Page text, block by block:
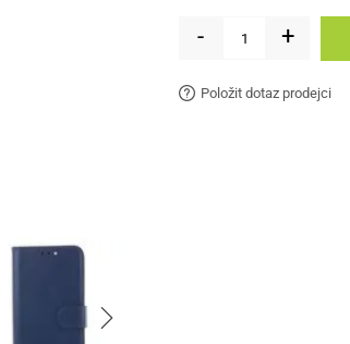
- +
Položit dotaz prodejci